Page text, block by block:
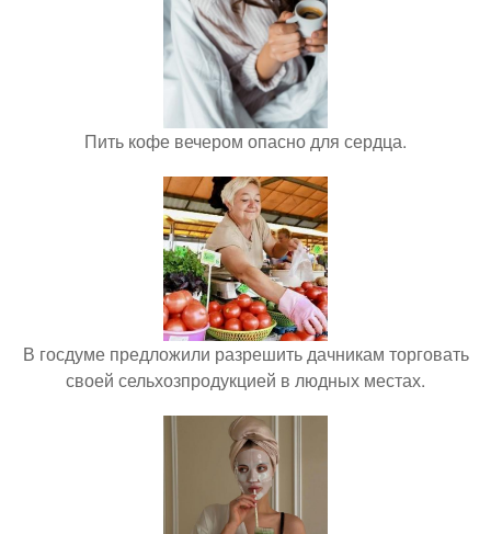
Пить кофе вечером опасно для сердца.
В госдуме предложили разрешить дачникам торговать
своей сельхозпродукцией в людных местах.